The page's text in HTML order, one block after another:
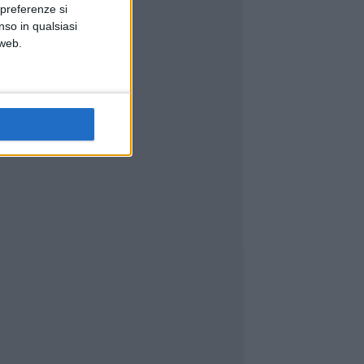
si
in qualsiasi